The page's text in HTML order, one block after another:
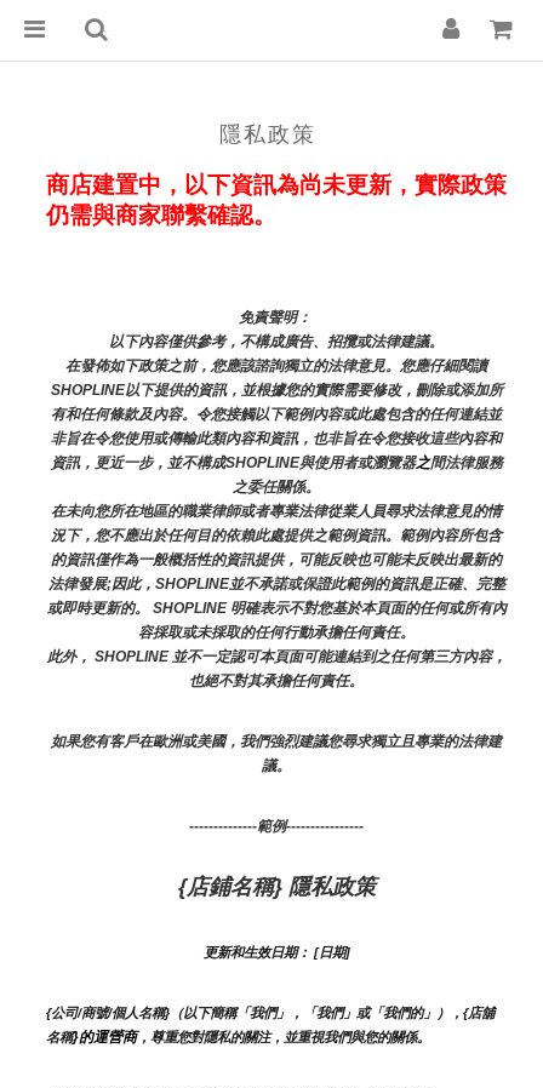
隱私政策
商店建置中，以下資訊為尚未更新，實際政策
仍需與商家聯繫確認。
免責聲明：
以下內容僅供參考，不構成廣告、招攬或法律建議。
在發佈如下政策之前，您應該諮詢獨立的法律意見。您應仔細閱讀
SHOPLINE以下提供的資訊，並根據您的實際需要修改，刪除或添加所
有和任何條款及內容。令您接觸以下範例內容或此處包含的任何連結並
非旨在令您使用或傳輸此類內容和資訊，也非旨在令您接收這些內容和
資訊，更近一步，並不構成SHOPLINE與使用者或瀏覽器之間法律服務
之委任關係。
在未向您所在地區的職業律師或者專業法律從業人員尋求法律意見的情
況下，您不應出於任何目的依賴此處提供之範例資訊。範例內容所包含
的資訊僅作為一般概括性的資訊提供，可能反映也可能未反映出最新的
法律發展;因此，SHOPLINE並不承諾或保證此範例的資訊是正確、完整
或即時更新的。 SHOPLINE 明確表示不對您基於本頁面的任何或所有內
容採取或未採取的任何行動承擔任何責任。
此外， SHOPLINE 並不一定認可本頁面可能連結到之任何第三方內容，
也絕不對其承擔任何責任。
如果您有客戶在歐洲或美國，我們強烈建議您尋求獨立且專業的法律建
議。
--------------範例----------------
{店鋪名稱} 隱私政策
更新和生效日期： [日期]
{公司/商號/個人名稱}（以下簡稱「我們」，「我們」或「我們的」），{店舖
名稱}的運營商，尊重您對隱私的關注，並重視我們與您的關係。